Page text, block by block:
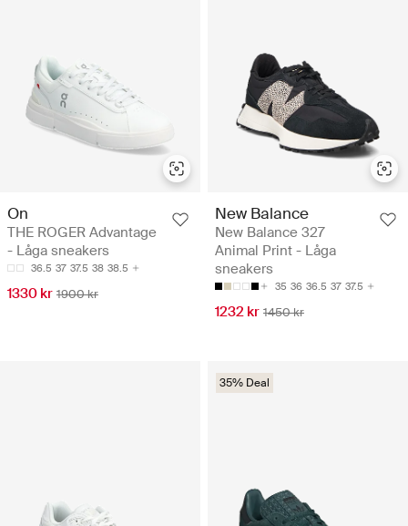
On
THE ROGER Advantage
- Låga sneakers
36.5 37 37.5 38 38.5
1330 kr 1900 kr
New Balance
New Balance 327
Animal Print - Låga
sneakers
35 36 36.5 37 37.5
1232 kr 1450 kr
35% Deal